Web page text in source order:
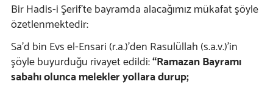
Bir Hadis-i Şerif’te bayramda alacağımız mükafat şöyle
özetlenmektedir:
Sa’d bin Evs el-Ensari (r.a.)’den Rasulüllah (s.a.v.)’in
şöyle buyurduğu rivayet edildi:“Ramazan Bayramı
sabahı olunca melekler yollara durup;